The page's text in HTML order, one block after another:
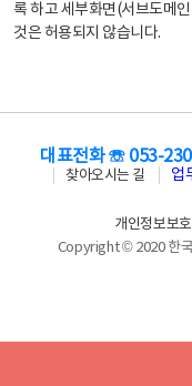
록 하고 세부화면(서브도메
것은 허용되지 않습니다.
대표전화 ☏ 053-
찾아오시는 길
업
개인정보보
Copyright © 2020 한